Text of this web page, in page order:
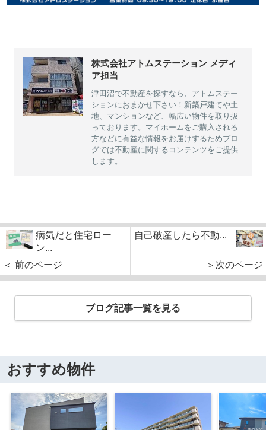
株式会社アトムステーション メディ
ア担当
津田沼で不動産を探すなら、アトムステー
ションにおまかせ下さい！新築戸建てや土
地、マンションなど、幅広い物件を取り扱
っております。マイホームをご購入される
方などに有益な情報をお届けするためブロ
グでは不動産に関するコンテンツをご提供
します。
病気だと住宅ロー
ン...
＜ 前のページ
自己破産したら不動...
＞次のページ
ブログ記事一覧を見る
おすすめ物件